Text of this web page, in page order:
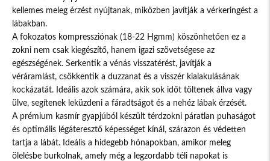
kellemes meleg érzést nyújtanak, miközben javítják a vérkeringést a
lábakban.
A fokozatos kompressziónak (18-22 Hgmm) köszönhetően ez a
zokni nem csak kiegészítő, hanem igazi szövetségese az
egészségének. Serkentik a vénás visszatérést, javítják a
véráramlást, csökkentik a duzzanat és a visszér kialakulásának
kockázatát. Ideális azok számára, akik sok időt töltenek állva vagy
ülve, segítenek leküzdeni a fáradtságot és a nehéz lábak érzését.
A prémium kasmír gyapjúból készült térdzokni páratlan puhaságot
és optimális légáteresztő képességet kínál, szárazon és védetten
tartja a lábát. Ideális a hidegebb hónapokban, amikor meleg
ölelésbe burkolnak, amely még a legzordabb téli napokat is